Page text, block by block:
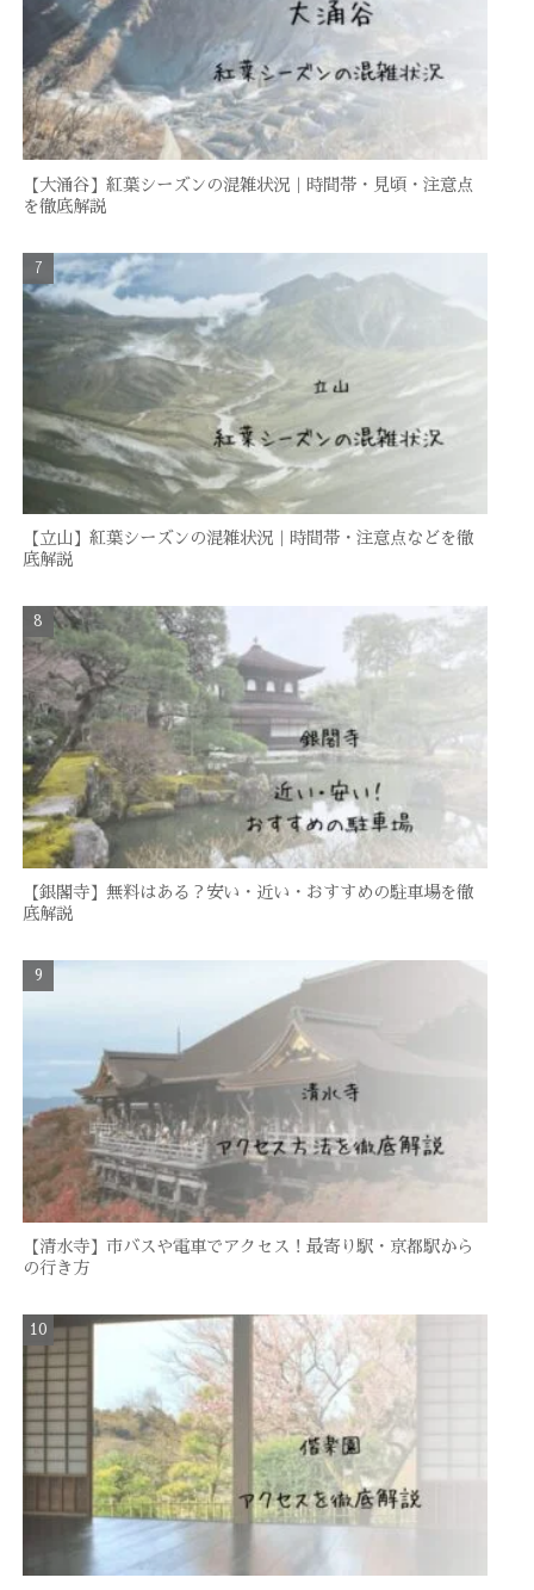
【大涌谷】紅葉シーズンの混雑状況｜時間帯・見頃・注意点
を徹底解説
【立山】紅葉シーズンの混雑状況｜時間帯・注意点などを徹
底解説
【銀閣寺】無料はある？安い・近い・おすすめの駐車場を徹
底解説
【清水寺】市バスや電車でアクセス！最寄り駅・京都駅から
の行き方